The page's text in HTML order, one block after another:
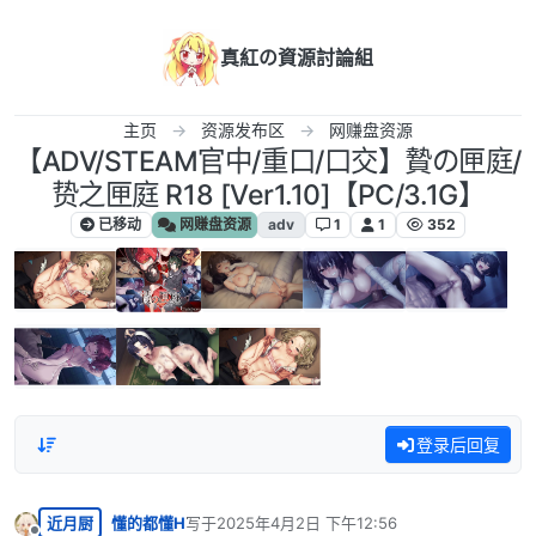
真紅の資源討論組
主页 资源发布区 网赚盘资源
【ADV/STEAM官中/重口/口交】贄の匣庭/
贽之匣庭 R18 [Ver1.10]【PC/3.1G】
已移动 网赚盘资源 adv 1 1 352
登录后回复
近月厨 懂的都懂H写于2025年4月2日 下午12:56